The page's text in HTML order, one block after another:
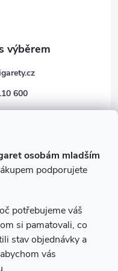
osobám mladším
podporujete
potřebujeme váš
si pamatovali, co
stav objednávky a
vás
600
cigarety.cz